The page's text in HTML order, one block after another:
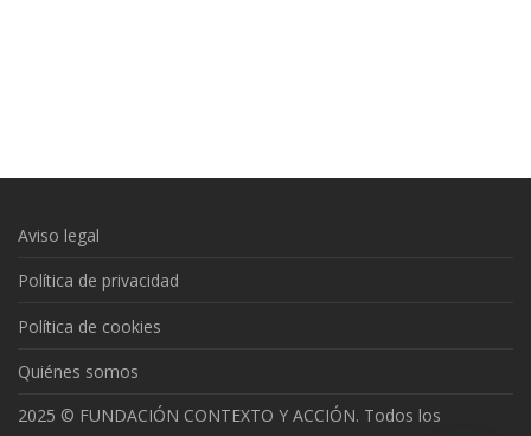
Aviso legal
Política de privacidad
Política de cookies
Quiénes somos
2025 © FUNDACIÓN CONTEXTO Y ACCIÓN. Todos los